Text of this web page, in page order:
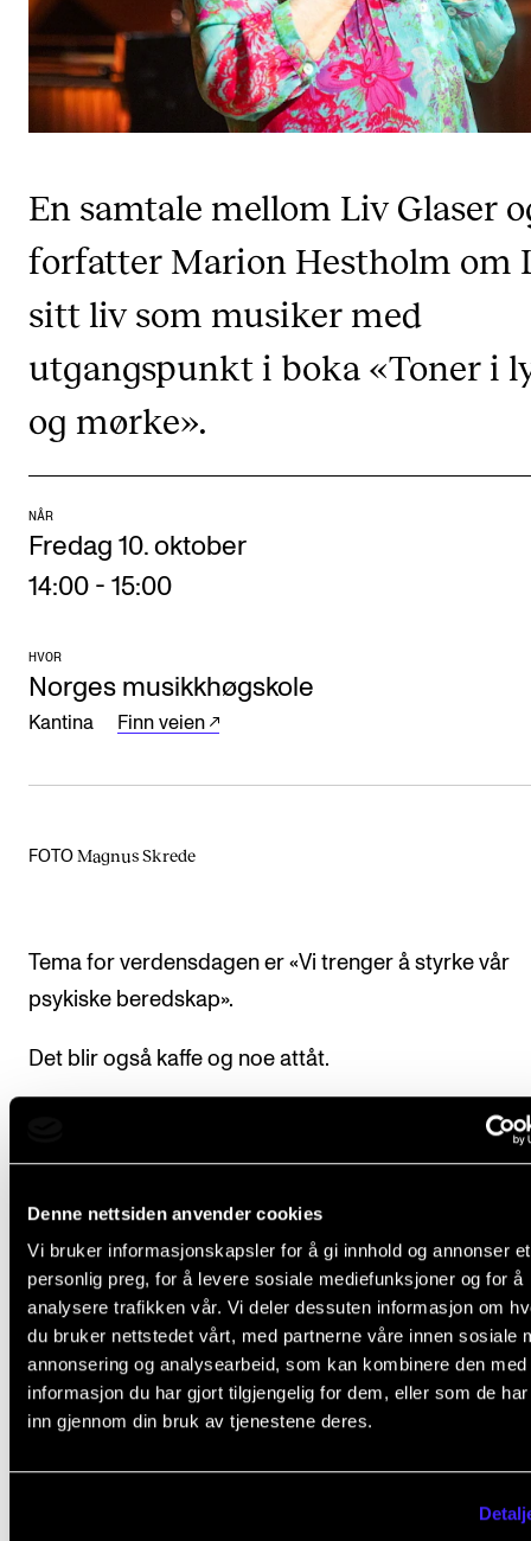
Denne nettsiden anvender cookies
Vi bruker informasjonskapsler for å gi innhold og annonser et
personlig preg, for å levere sosiale mediefunksjoner og for å
analysere trafikken vår. Vi deler dessuten informasjon om
du bruker nettstedet vårt, med partnerne våre innen sosiale
annonsering og analysearbeid, som kan kombinere den med
informasjon du har gjort tilgjengelig for dem, eller som de
inn gjennom din bruk av tjenestene deres.
Semesterregistrering
STUDENTLIV
Si ifra!
Velferd og helse
Mangfold og likestilling
Nyheter for studenter
Etter noter nyhetsbrev
KONTAKTER
En samtale mellom Liv Glaser
forfatter Marion Hestholm om
sitt liv som musiker med
utgangspunkt i boka «Toner i
og mørke».
NÅR
Fredag 10. oktober
14:00 - 15:00
HVOR
Norges musikkhøgskole
Kantina Finn veien
FOTO Magnus Skrede
Tema for verdensdagen er «Vi trenger å styrke vår
psykiske beredskap».
Det blir også kaffe og noe attåt.
(verdensdagen.no)
Les om boka
Liv Glaser: Toner i lys og mørke omtalt i Ballade